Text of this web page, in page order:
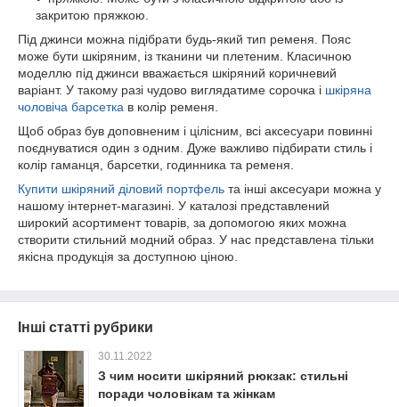
закритою пряжкою.
Під джинси можна підібрати будь-який тип ременя. Пояс
може бути шкіряним, із тканини чи плетеним. Класичною
моделлю під джинси вважається шкіряний коричневий
варіант. У такому разі чудово виглядатиме сорочка і шкіряна
чоловіча барсетка в колір ременя.
Щоб образ був доповненим і цілісним, всі аксесуари повинні
поєднуватися один з одним. Дуже важливо підбирати стиль і
колір гаманця, барсетки, годинника та ременя.
Купити шкіряний діловий портфель та інші аксесуари можна у
нашому інтернет-магазині. У каталозі представлений
широкий асортимент товарів, за допомогою яких можна
створити стильний модний образ. У нас представлена тільки
якісна продукція за доступною ціною.
Інші статті рубрики
30.11.2022
З чим носити шкіряний рюкзак: стильні
поради чоловікам та жінкам